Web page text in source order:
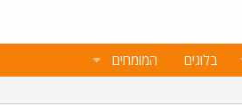
בלוגים המומחים